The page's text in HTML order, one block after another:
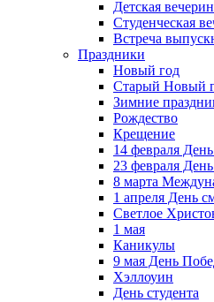
Детская
Студенческая
Встреча
Праздники
Новый год
Старый Новый
Зимние
Рождество
Крещение
14 февраля
23 февраля
8 марта
1 апреля День
Светлое
1 мая
Каникулы
9 мая День
Хэллоуин
День студента